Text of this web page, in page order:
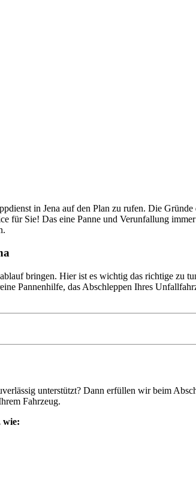
in Jena auf den Plan zu rufen. Die
für Sie! Das eine Panne und Verunfallung
bringen. Hier ist es wichtig das richtige zu
Pannenhilfe, das Abschleppen Ihres
unterstützt? Dann erfüllen wir beim
Fahrzeug.
wie: